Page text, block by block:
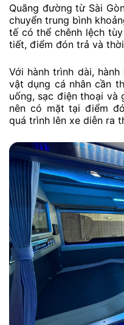
Quãng đường từ Sài
chuyển trung bình
tế có thể chênh lệch
tiết, điểm đón trả và
Với hành trình dài,
vật dụng cá nhân cần
uống, sạc điện thoại và
nên có mặt tại điểm
quá trình lên xe diễn ra